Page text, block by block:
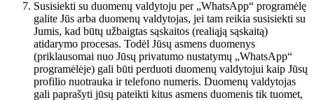
Susisiekti su duomenų valdytoju per „WhatsApp“ programėlę
galite Jūs arba duomenų valdytojas, jei tam reikia susisiekti su
Jumis, kad būtų užbaigtas sąskaitos (realiąją sąskaitą)
atidarymo procesas. Todėl Jūsų asmens duomenys
(priklausomai nuo Jūsų privatumo nustatymų „WhatsApp“
programėlėje) gali būti perduoti duomenų valdytojui kaip Jūsų
profilio nuotrauka ir telefono numeris. Duomenų valdytojas
gali paprašyti jūsų pateikti kitus asmens duomenis tik tuomet,